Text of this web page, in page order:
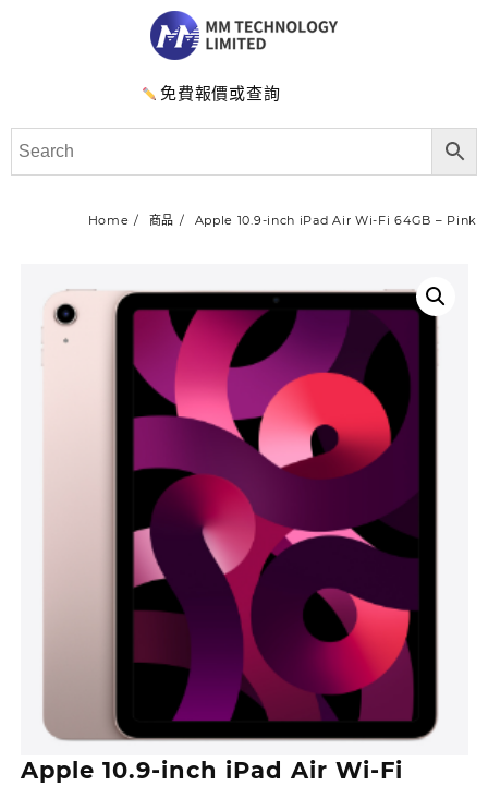
免費報價或查詢
Home 商品 Apple 10.9-inch iPad Air Wi-Fi 64GB – Pink
Apple 10.9-inch iPad Air Wi-Fi